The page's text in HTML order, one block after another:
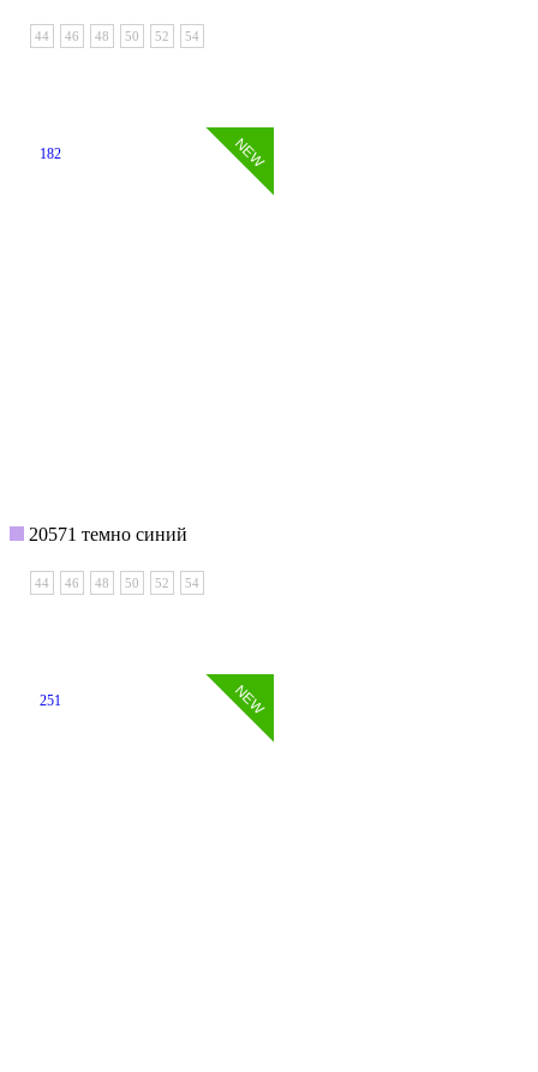
44 46 48 50 52 54
182
20571 темно синий
44 46 48 50 52 54
251